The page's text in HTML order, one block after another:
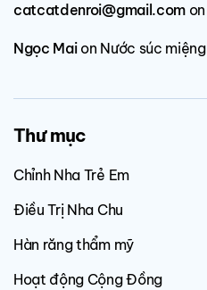
catcatdenroi@gmail.comon
Ngọc Maion Nước súc
Thư mục
Chỉnh Nha Trẻ Em
Điều Trị Nha Chu
Hàn răng thẩm mỹ
Hoạt động Cộng Đồng